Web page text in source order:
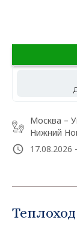
Москва –
Нижний
17.08.2026
Теплоход